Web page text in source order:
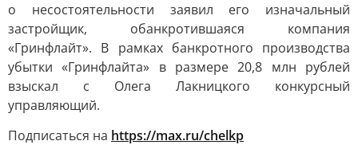
о несостоятельности заявил его изначальный
застройщик, обанкротившаяся компания
«Гринфлайт». В рамках банкротного производства
убытки «Гринфлайта» в размере 20,8 млн рублей
взыскал с Олега Лакницкого конкурсный
управляющий.
Подписаться на https://max.ru/chelkp